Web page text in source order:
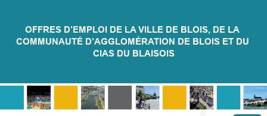
OFFRES D’EMPLOI DE LA VILLE DE BLOIS, DE LA
COMMUNAUTÉ D’AGGLOMÉRATION DE BLOIS ET DU
CIAS DU BLAISOIS